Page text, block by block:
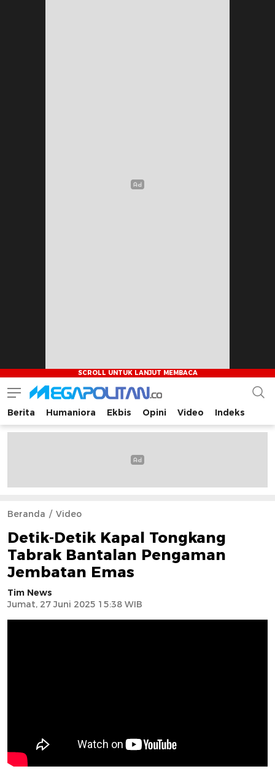
Megapolitan.co
Menyajikan berita-berita fakta bagi pembaca
Berita Humaniora Ekbis Opini Video Indeks
Beranda Video
Detik-Detik Kapal Tongkang
Tabrak Bantalan Pengaman
Jembatan Emas
Tim News
Jumat, 27 Juni 2025 15:38 WIB